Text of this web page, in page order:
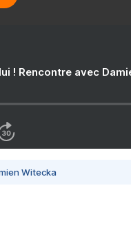
! Rencontre avec
Witecka